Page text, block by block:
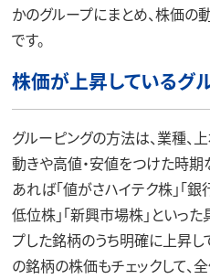
かのグループにまとめ、株価の
です。
株価が上昇しているグ
グルーピングの方法は、業種、
動きや高値・安値をつけた時期
あれば「値がさハイテク株」「
低位株」「新興市場株」といった
プした銘柄のうち明確に上昇し
の銘柄の株価もチェックして、